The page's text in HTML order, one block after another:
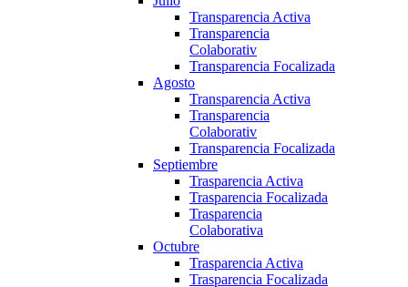
Transparencia Activa
Transparencia
Colaborativ
Transparencia Focalizada
Agosto
Transparencia Activa
Transparencia
Colaborativ
Transparencia Focalizada
Septiembre
Trasparencia Activa
Trasparencia Focalizada
Trasparencia
Colaborativa
Octubre
Trasparencia Activa
Trasparencia Focalizada